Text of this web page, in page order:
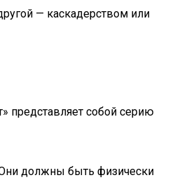
— каскадерством или
представляет собой серию
Они должны быть физически